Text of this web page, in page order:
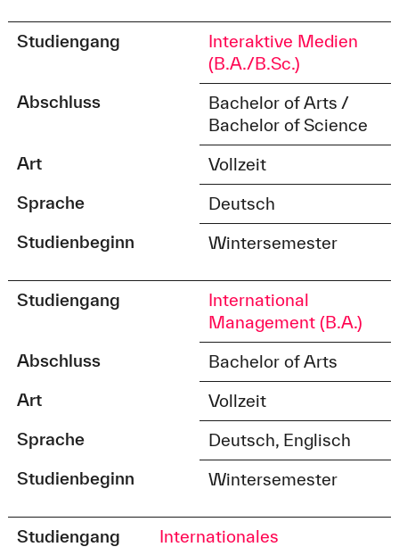
Studiengang
Interaktive Medien
(B.A./B.Sc.)
Abschluss
Bachelor of Arts /
Bachelor of Science
Art
Vollzeit
Sprache
Deutsch
Studienbeginn
Wintersemester
Studiengang
International
Management (B.A.)
Abschluss
Bachelor of Arts
Art
Vollzeit
Sprache
Deutsch, Englisch
Studienbeginn
Wintersemester
Studiengang
Internationales